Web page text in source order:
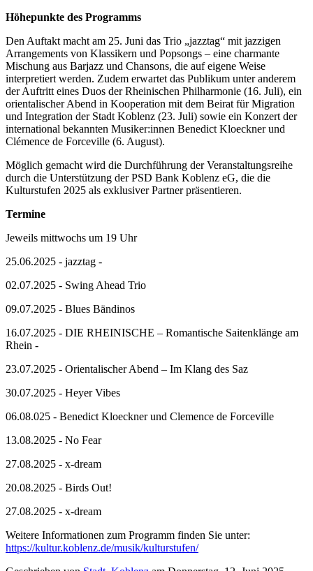
Höhepunkte des Programms
Den Auftakt macht am 25. Juni das Trio „jazztag“ mit jazzigen
Arrangements von Klassikern und Popsongs – eine charmante
Mischung aus Barjazz und Chansons, die auf eigene Weise
interpretiert werden. Zudem erwartet das Publikum unter anderem
der Auftritt eines Duos der Rheinischen Philharmonie (16. Juli), ein
orientalischer Abend in Kooperation mit dem Beirat für Migration
und Integration der Stadt Koblenz (23. Juli) sowie ein Konzert der
international bekannten Musiker:innen Benedict Kloeckner und
Clémence de Forceville (6. August).
Möglich gemacht wird die Durchführung der Veranstaltungsreihe
durch die Unterstützung der PSD Bank Koblenz eG, die die
Kulturstufen 2025 als exklusiver Partner präsentieren.
Termine
Jeweils mittwochs um 19 Uhr
25.06.2025 - jazztag -
02.07.2025 - Swing Ahead Trio
09.07.2025 - Blues Bändinos
16.07.2025 - DIE RHEINISCHE – Romantische Saitenklänge am
Rhein -
23.07.2025 - Orientalischer Abend – Im Klang des Saz
30.07.2025 - Heyer Vibes
06.08.025 - Benedict Kloeckner und Clemence de Forceville
13.08.2025 - No Fear
27.08.2025 - x-dream
20.08.2025 - Birds Out!
27.08.2025 - x-dream
Weitere Informationen zum Programm finden Sie unter:
https://kultur.koblenz.de/musik/kulturstufen/